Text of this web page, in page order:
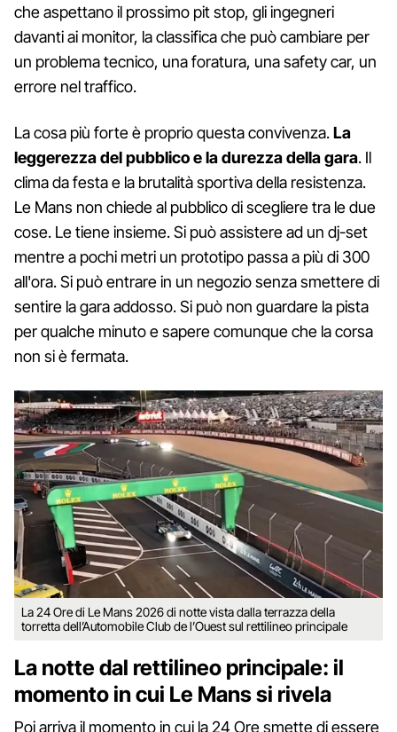
che aspettano il prossimo pit stop, gli ingegneri
davanti ai monitor, la classifica che può cambiare per
un problema tecnico, una foratura, una safety car, un
errore nel traffico.
La cosa più forte è proprio questa convivenza.La
leggerezza del pubblico e la durezza della gara. Il
clima da festa e la brutalità sportiva della resistenza.
Le Mans non chiede al pubblico di scegliere tra le due
cose. Le tiene insieme. Si può assistere ad un dj-set
mentre a pochi metri un prototipo passa a più di 300
all'ora. Si può entrare in un negozio senza smettere di
sentire la gara addosso. Si può non guardare la pista
per qualche minuto e sapere comunque che la corsa
non si è fermata.
La 24 Ore di Le Mans 2026 di notte vista dalla terrazza della
torretta dell’Automobile Club de l’Ouest sul rettilineo principale
La notte dal rettilineo principale: il
momento in cui Le Mans si rivela
Poi arriva il momento in cui la 24 Ore smette di essere